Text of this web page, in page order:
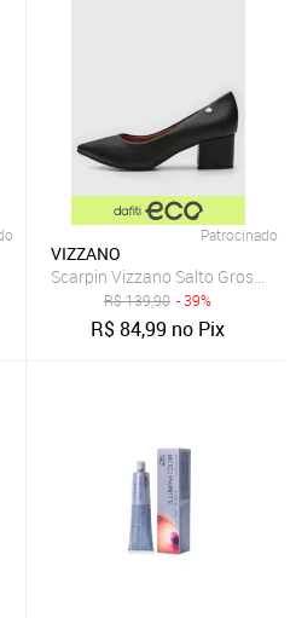
Patrocinado
VIZZANO
Scarpin Vizzano Salto Grosso
R$139,90 - 39%
R$84,99 no Pix